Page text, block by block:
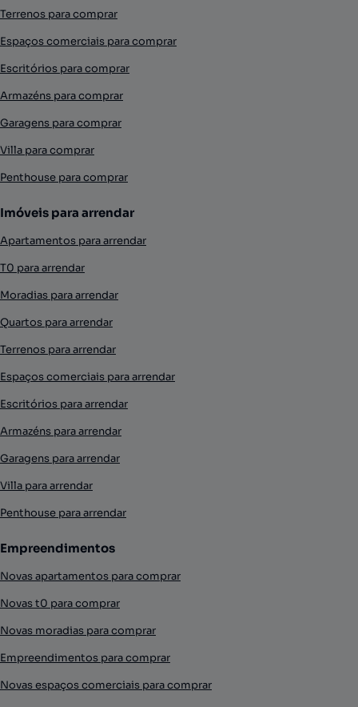
Terrenos para comprar
Espaços comerciais para comprar
Escritórios para comprar
Armazéns para comprar
Garagens para comprar
Villa para comprar
Penthouse para comprar
Imóveis para arrendar
Apartamentos para arrendar
T0 para arrendar
Moradias para arrendar
Quartos para arrendar
Terrenos para arrendar
Espaços comerciais para arrendar
Escritórios para arrendar
Armazéns para arrendar
Garagens para arrendar
Villa para arrendar
Penthouse para arrendar
Empreendimentos
Novas apartamentos para comprar
Novas t0 para comprar
Novas moradias para comprar
Empreendimentos para comprar
Novas espaços comerciais para comprar